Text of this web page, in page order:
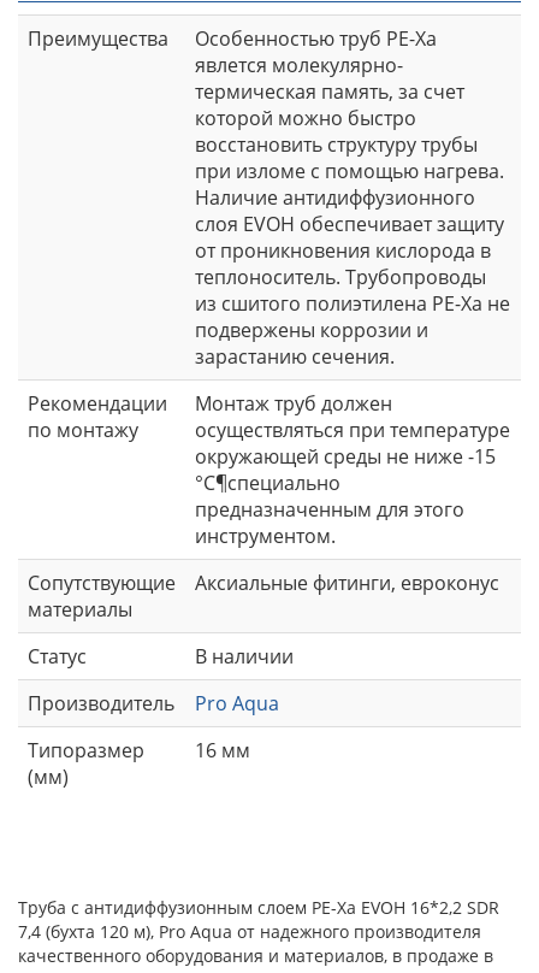
Преимущества
Особенностью труб PE-Xа
явлется молекулярно-
термическая память, за счет
которой можно быстро
восстановить структуру трубы
при изломе с помощью нагрева.
Наличие антидиффузионного
слоя EVOH обеспечивает защиту
от проникновения кислорода в
теплоноситель. Трубопроводы
из сшитого полиэтилена PE-Xа не
подвержены коррозии и
зарастанию сечения.
Рекомендации
по монтажу
Монтаж труб должен
осуществляться при температуре
окружающей среды не ниже -15
°С¶специально
предназначенным для этого
инструментом.
Сопутствующие
материалы
Аксиальные фитинги, евроконус
Статус
В наличии
Производитель
Pro Aqua
Типоразмер
(мм)
16 мм
Труба с антидиффузионным слоем PE-Xa EVOH 16*2,2 SDR
7,4 (бухта 120 м), Pro Aqua от надежного производителя
качественного оборудования и материалов, в продаже в